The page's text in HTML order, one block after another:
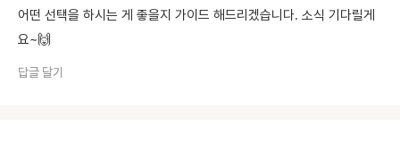
어떤 선택을 하시는 게 좋을지 가이드 해드리겠습니다. 소식 기다릴게
요~🙌
답글 달기